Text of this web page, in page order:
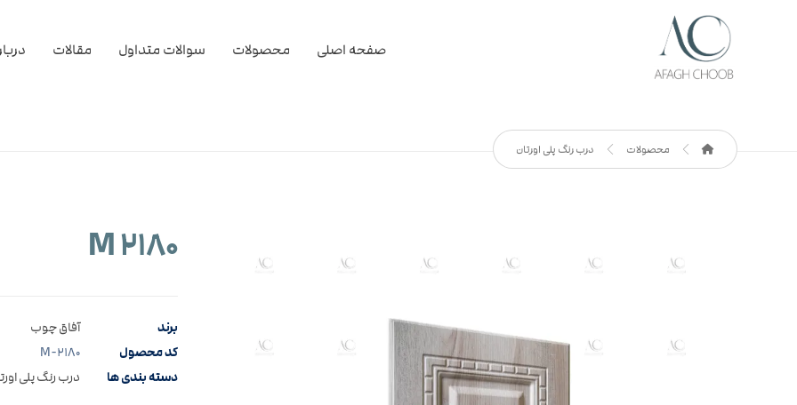
صفحه اصلی محصولات سوالات متداول مقالات
محصولات درب رنگ پلی اورتان
M ۲۱۸۰
برند آفاق چوب
کد محصول M-۲۱۸۰
دسته بندی ها درب رنگ پلی